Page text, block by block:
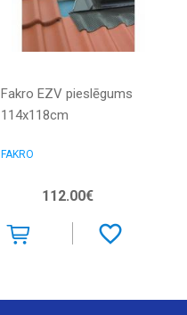
Fakro EZV pieslēgums
114x118cm
FAKRO
112.00€